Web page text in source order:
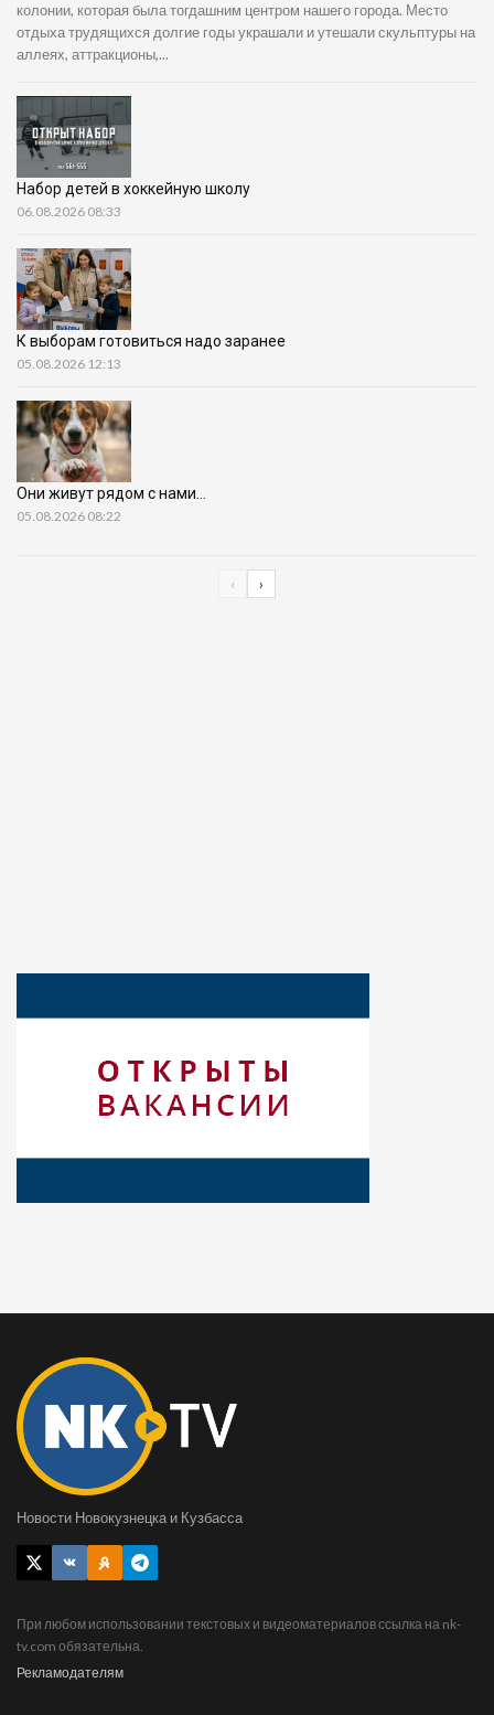
колонии, которая была тогдашним центром нашего города. Место
отдыха трудящихся долгие годы украшали и утешали скульптуры на
аллеях, аттракционы,...
Набор детей в хоккейную школу
06.08.2026 08:33
К выборам готовиться надо заранее
05.08.2026 12:13
Они живут рядом с нами…
05.08.2026 08:22
‹ ›
Новости Новокузнецка и Кузбасса
При любом использовании текстовых и видеоматериалов ссылка на nk-
tv.com обязательна.
Рекламодателям